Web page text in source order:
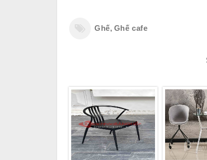
Ghế, Ghế cafe